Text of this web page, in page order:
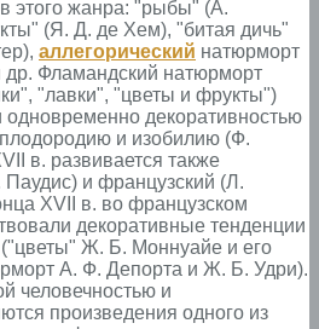
этого жанра: "рыбы" (А.
(Я. Д. де Хем), "битая дичь"
аллегорический натюрморт
др. Фламандский натюрморт
"лавки", "цветы и фрукты")
декоративностью
и изобилию (Ф.
в. развивается также
Паудис) и французский (Л.
XVII в. во французском
декоративные тенденции
("цветы" Ж. Б. Моннуайе и его
А. Ф. Депорта и Ж. Б. Удри).
человечностью и
произведения одного из